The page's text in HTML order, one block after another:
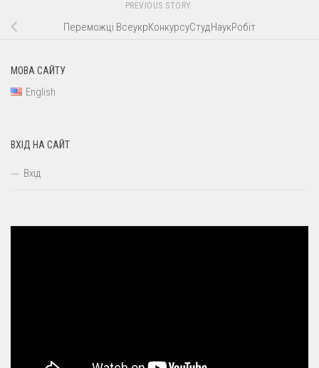
PREVIOUS STORY
Переможці ВсеукрКонкурсуСтудНаукРобіт
МОВА САЙТУ
English
ВХІД НА САЙТ
Вхід